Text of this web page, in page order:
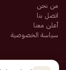
من نحن
اتصل بنا
أعلن معنا
سياسة الخصوصية